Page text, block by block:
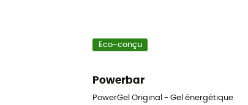
Eco-conçu
Powerbar
PowerGel Original - Gel énergétique